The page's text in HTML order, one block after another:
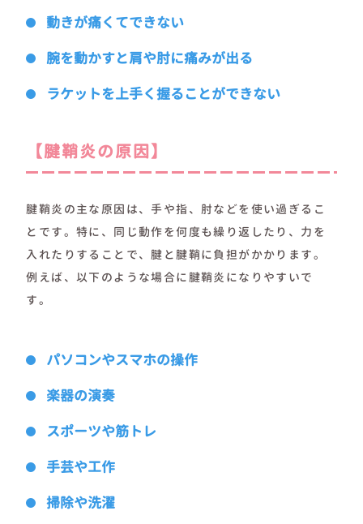
動きが痛くてできない
腕を動かすと肩や肘に痛みが出る
ラケットを上手く握ることができない
【腱鞘炎の原因】
腱鞘炎の主な原因は、手や指、肘などを使い過ぎるこ
とです。特に、同じ動作を何度も繰り返したり、力を
入れたりすることで、腱と腱鞘に負担がかかります。
例えば、以下のような場合に腱鞘炎になりやすいで
す。
パソコンやスマホの操作
楽器の演奏
スポーツや筋トレ
手芸や工作
掃除や洗濯